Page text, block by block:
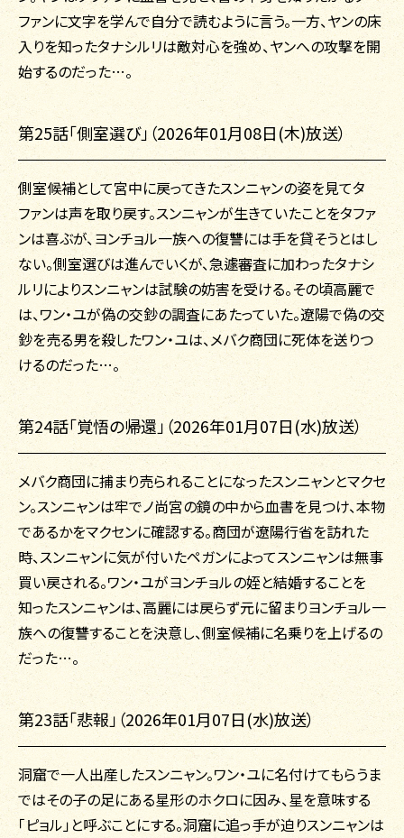
ファンに文字を学んで自分で読むように言う。一方、ヤンの床
入りを知ったタナシルリは敵対心を強め、ヤンへの攻撃を開
始するのだった…。
第25話「側室選び」（2026年01月08日(木)放送）
側室候補として宮中に戻ってきたスンニャンの姿を見てタ
ファンは声を取り戻す。スンニャンが生きていたことをタファ
ンは喜ぶが、ヨンチョル一族への復讐には手を貸そうとはし
ない。側室選びは進んでいくが、急遽審査に加わったタナシ
ルリによりスンニャンは試験の妨害を受ける。その頃高麗で
は、ワン・ユが偽の交鈔の調査にあたっていた。遼陽で偽の交
鈔を売る男を殺したワン・ユは、メバク商団に死体を送りつ
けるのだった…。
第24話「覚悟の帰還」（2026年01月07日(水)放送）
メバク商団に捕まり売られることになったスンニャンとマクセ
ン。スンニャンは牢でノ尚宮の鏡の中から血書を見つけ、本物
であるかをマクセンに確認する。商団が遼陽行省を訪れた
時、スンニャンに気が付いたペガンによってスンニャンは無事
買い戻される。ワン・ユがヨンチョルの姪と結婚することを
知ったスンニャンは、高麗には戻らず元に留まりヨンチョル一
族への復讐することを決意し、側室候補に名乗りを上げるの
だった…。
第23話「悲報」（2026年01月07日(水)放送）
洞窟で一人出産したスンニャン。ワン・ユに名付けてもらうま
ではその子の足にある星形のホクロに因み、星を意味する
「ピョル」と呼ぶことにする。洞窟に追っ手が迫りスンニャンは